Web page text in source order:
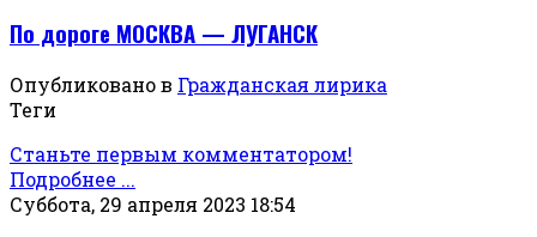
По дороге МОСКВА — ЛУГАНСК
Опубликовано в Гражданская лирика
Теги
Станьте первым комментатором!
Подробнее ...
Суббота, 29 апреля 2023 18:54